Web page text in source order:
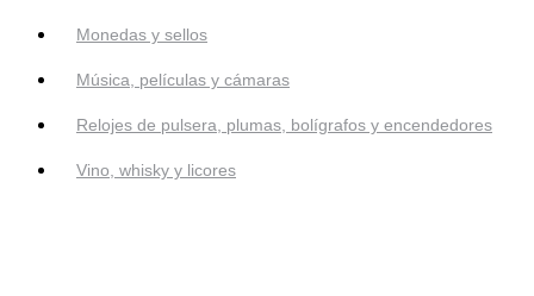
Monedas y sellos
Música, películas y cámaras
Relojes de pulsera, plumas, bolígrafos y encendedores
Vino, whisky y licores